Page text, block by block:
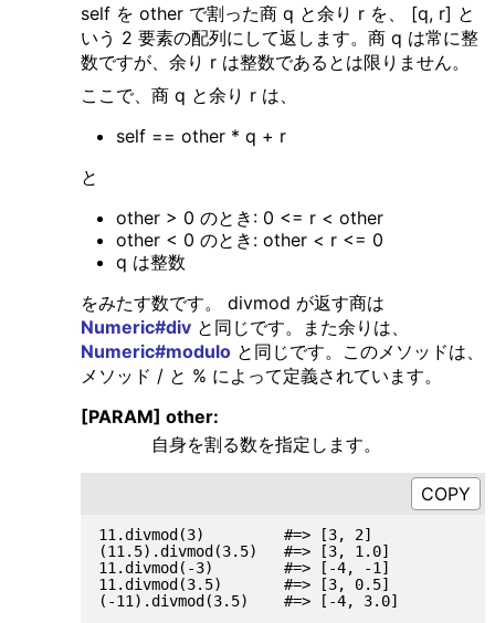
self を other で割った商 q と余り r を、 [q, r] と
いう 2 要素の配列にして返します。商 q は常に整
数ですが、余り r は整数であるとは限りません。
ここで、商 q と余り r は、
self == other * q + r
と
other > 0 のとき: 0 <= r < other
other < 0 のとき: other < r <= 0
q は整数
をみたす数です。 divmod が返す商は
Numeric#divと同じです。また余りは、
Numeric#moduloと同じです。このメソッドは、
メソッド / と % によって定義されています。
[PARAM] other:
自身を割る数を指定します。
11.divmod(3)         #=> [3, 2]
(11.5).divmod(3.5)   #=> [3, 1.0]
11.divmod(-3)        #=> [-4, -1]
11.divmod(3.5)       #=> [3, 0.5]